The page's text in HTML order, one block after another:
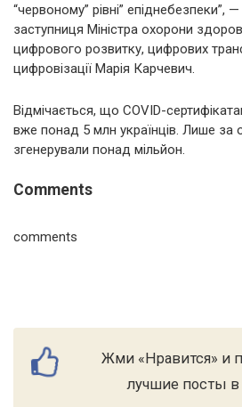
“червоному” рівні” епіднебезпеки”,
заступниця Міністра охорони
цифрового розвитку, цифрових
цифровізації Марія Карчевич.
Відмічається, що COVID-
вже понад 5 млн українців. Лише за
згенерували понад мільйон.
Comments
comments
Жми «Нравится» и
лучшие посты в